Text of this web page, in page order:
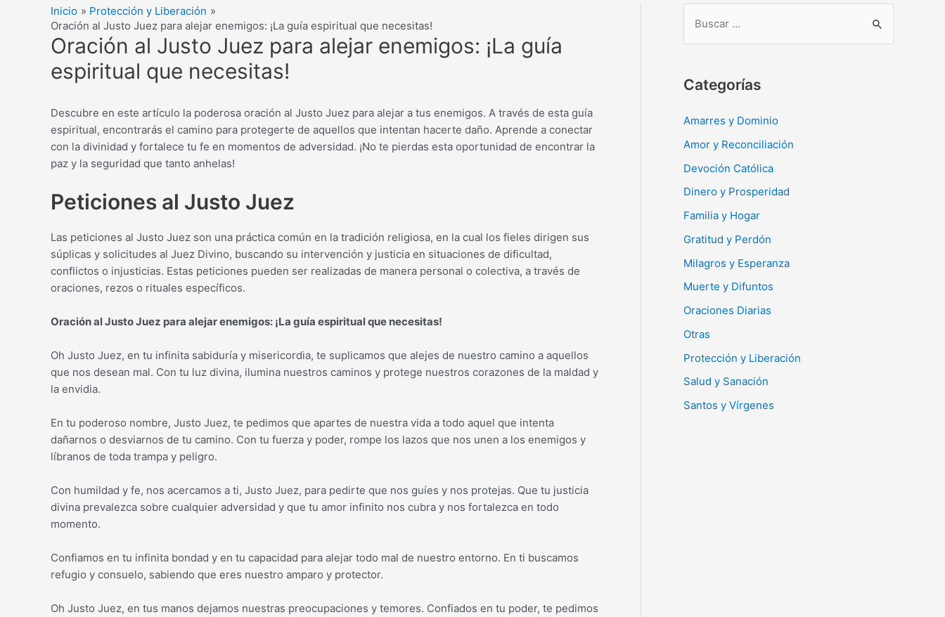
Inicio
Protección y Liberación
Oración al Justo Juez para alejar enemigos: ¡La guía espiritual que necesitas!
Oración al Justo Juez para alejar enemigos: ¡La guía
espiritual que necesitas!
Descubre en este artículo la poderosa oración al Justo Juez para alejar a tus enemigos. A través de esta guía
espiritual, encontrarás el camino para protegerte de aquellos que intentan hacerte daño. Aprende a conectar
con la divinidad y fortalece tu fe en momentos de adversidad. ¡No te pierdas esta oportunidad de encontrar la
paz y la seguridad que tanto anhelas!
Peticiones al Justo Juez
Las peticiones al Justo Juez son una práctica común en la tradición religiosa, en la cual los fieles dirigen sus
súplicas y solicitudes al Juez Divino, buscando su intervención y justicia en situaciones de dificultad,
conflictos o injusticias. Estas peticiones pueden ser realizadas de manera personal o colectiva, a través de
oraciones, rezos o rituales específicos.
Oración al Justo Juez para alejar enemigos: ¡La guía espiritual que necesitas!
Oh Justo Juez, en tu infinita sabiduría y misericordia, te suplicamos que alejes de nuestro camino a aquellos
que nos desean mal. Con tu luz divina, ilumina nuestros caminos y protege nuestros corazones de la maldad y
la envidia.
En tu poderoso nombre, Justo Juez, te pedimos que apartes de nuestra vida a todo aquel que intenta
dañarnos o desviarnos de tu camino. Con tu fuerza y poder, rompe los lazos que nos unen a los enemigos y
líbranos de toda trampa y peligro.
Con humildad y fe, nos acercamos a ti, Justo Juez, para pedirte que nos guíes y nos protejas. Que tu justicia
divina prevalezca sobre cualquier adversidad y que tu amor infinito nos cubra y nos fortalezca en todo
momento.
Confiamos en tu infinita bondad y en tu capacidad para alejar todo mal de nuestro entorno. En ti buscamos
refugio y consuelo, sabiendo que eres nuestro amparo y protector.
Oh Justo Juez, en tus manos dejamos nuestras preocupaciones y temores. Confiados en tu poder, te pedimos
c
r
Categorías
Amarres y Dominio
Amor y Reconciliación
Devoción Católica
Dinero y Prosperidad
Familia y Hogar
Gratitud y Perdón
Milagros y Esperanza
Muerte y Difuntos
Oraciones Diarias
Otras
Protección y Liberación
Salud y Sanación
Santos y Vírgenes